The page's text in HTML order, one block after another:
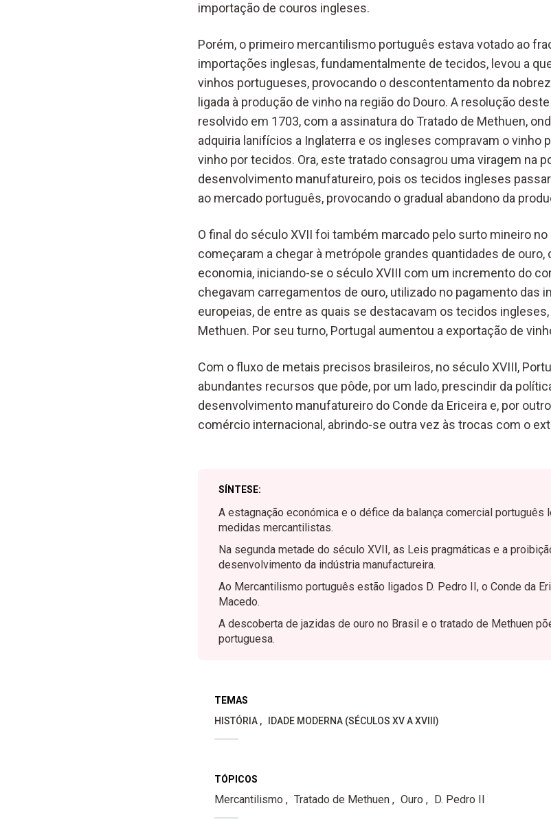
importação de couros ingleses.
Porém, o primeiro mercantilismo português estava votado ao
importações inglesas, fundamentalmente de tecidos, levou a
vinhos portugueses, provocando o descontentamento da
ligada à produção de vinho na região do Douro. A resolução
resolvido em 1703, com a assinatura do Tratado de Methuen,
adquiria lanifícios a Inglaterra e os ingleses compravam o vinho
vinho por tecidos. Ora, este tratado consagrou uma viragem na
desenvolvimento manufatureiro, pois os tecidos ingleses
ao mercado português, provocando o gradual abandono da
O final do século XVII foi também marcado pelo surto mineiro no
começaram a chegar à metrópole grandes quantidades de
economia, iniciando-se o século XVIII com um incremento do
chegavam carregamentos de ouro, utilizado no pagamento das
europeias, de entre as quais se destacavam os tecidos
Methuen. Por seu turno, Portugal aumentou a exportação de
Com o fluxo de metais precisos brasileiros, no século XVIII,
abundantes recursos que pôde, por um lado, prescindir da
desenvolvimento manufatureiro do Conde da Ericeira e, por
comércio internacional, abrindo-se outra vez às trocas com o
SÍNTESE:
A estagnação económica e o défice da balança comercial português
medidas mercantilistas.
Na segunda metade do século XVII, as Leis pragmáticas e a
desenvolvimento da indústria manufactureira.
Ao Mercantilismo português estão ligados D. Pedro II, o Conde da
Macedo.
A descoberta de jazidas de ouro no Brasil e o tratado de Methuen
portuguesa.
TEMAS
HISTÓRIA
IDADE MODERNA (SÉCULOS XV A XVIII)
TÓPICOS
Mercantilismo Tratado de Methuen Ouro D. Pedro II